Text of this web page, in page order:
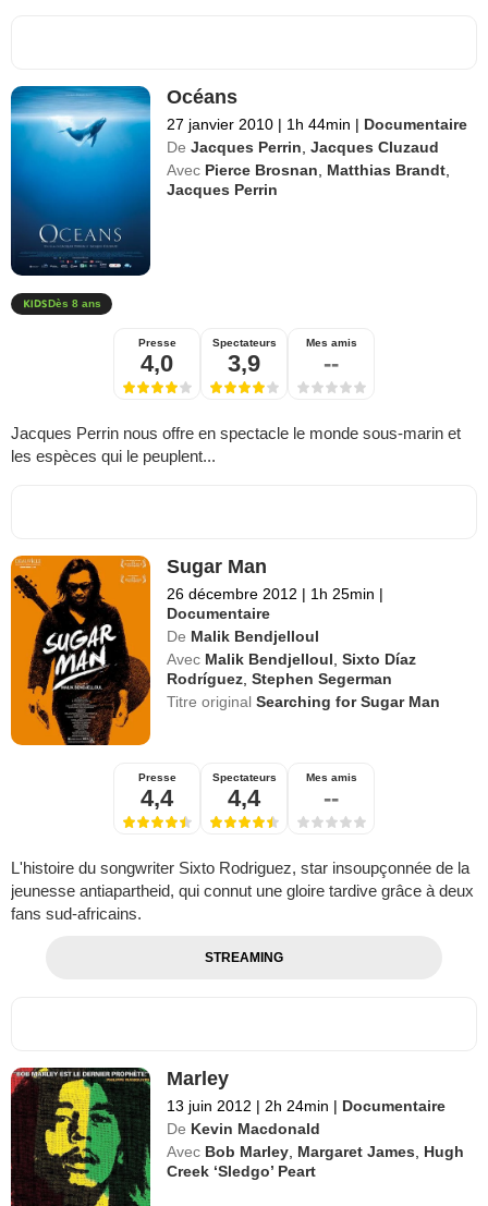
Océans
27 janvier 2010 | 1h 44min | Documentaire
De Jacques Perrin ,Jacques Cluzaud
Avec Pierce Brosnan Matthias Brandt
Jacques Perrin
Dès 8 ans
Presse
4,0
Spectateurs
3,9
Mes amis
--
Jacques Perrin nous offre en spectacle le monde sous-marin et
les espèces qui le peuplent...
Sugar Man
26 décembre 2012 | 1h 25min |
Documentaire
De Malik Bendjelloul
Avec Malik Bendjelloul ,Sixto Díaz
Rodríguez ,Stephen Segerman
Titre originalSearching for Sugar Man
Presse
4,4
Spectateurs
4,4
Mes amis
--
L'histoire du songwriter Sixto Rodriguez, star insoupçonnée de la
jeunesse antiapartheid, qui connut une gloire tardive grâce à deux
fans sud-africains.
STREAMING
Marley
13 juin 2012 | 2h 24min | Documentaire
De Kevin Macdonald
Avec Bob Marley Margaret James
Hugh
Creek ‘Sledgo’ Peart